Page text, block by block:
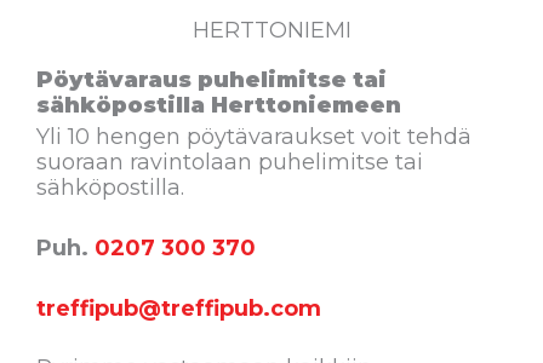
HERTTONIEMI
Pöytävaraus puhelimitse tai
sähköpostilla Herttoniemeen
Yli 10 hengen pöytävaraukset voit tehdä
suoraan ravintolaan puhelimitse tai
sähköpostilla.
Puh. 0207 300 370
treffipub@treffipub.com